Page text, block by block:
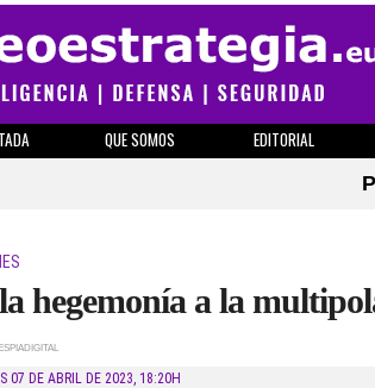
QUE SOMOS EDITORIAL
hegemonía a la
07 DE ABRIL DE 2023, 18:20H